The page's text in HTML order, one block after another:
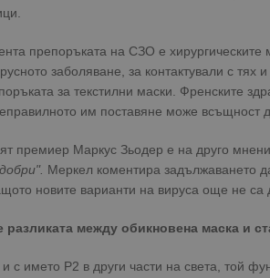
препоръката на СЗО е
заболяване, за контактували с
за текстилни маски. Френските
им поставяне може всъщност
премиер Маркус Зьодер е на друго
Меркел коментира задължаването
новите варианти на вируса още не
разликата между обикновена маска и
и с името P2 в други части на света, той